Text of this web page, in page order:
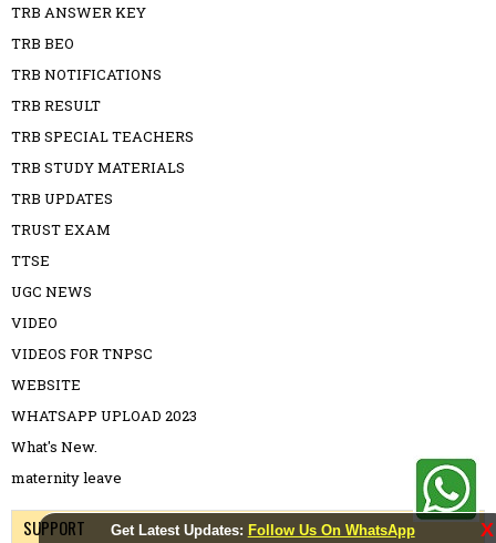
Get Latest Updates: Follow Us On WhatsApp X
TRB ANSWER KEY
TRB BEO
TRB NOTIFICATIONS
TRB RESULT
TRB SPECIAL TEACHERS
TRB STUDY MATERIALS
TRB UPDATES
TRUST EXAM
TTSE
UGC NEWS
VIDEO
VIDEOS FOR TNPSC
WEBSITE
WHATSAPP UPLOAD 2023
What's New.
maternity leave
SUPPORT